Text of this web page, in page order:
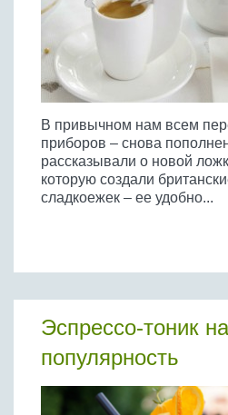
В привычном нам всем
приборов – снова
рассказывали о новой
которую создали
сладкоежек – ее удобно...
Эспрессо-тоник
популярность